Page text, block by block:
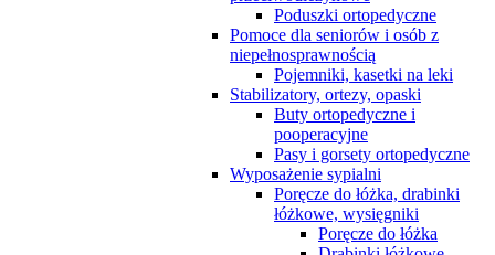
Poduszki ortopedyczne
Pomoce dla seniorów i osób z
niepełnosprawnością
Pojemniki, kasetki na leki
Stabilizatory, ortezy, opaski
Buty ortopedyczne i
pooperacyjne
Pasy i gorsety ortopedyczne
Wyposażenie sypialni
Poręcze do łóżka, drabinki
łóżkowe, wysięgniki
Poręcze do łóżka